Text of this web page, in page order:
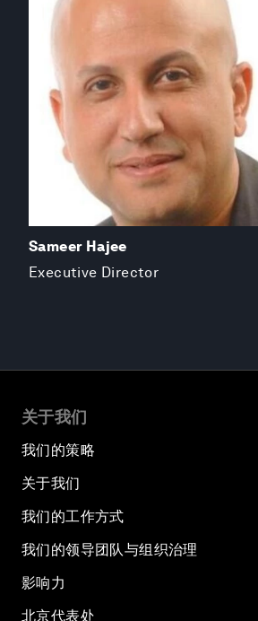
Sameer Hajee
Executive Director
关于我们
我们的策略
关于我们
我们的工作方式
我们的领导团队与组织治理
影响力
北京代表处